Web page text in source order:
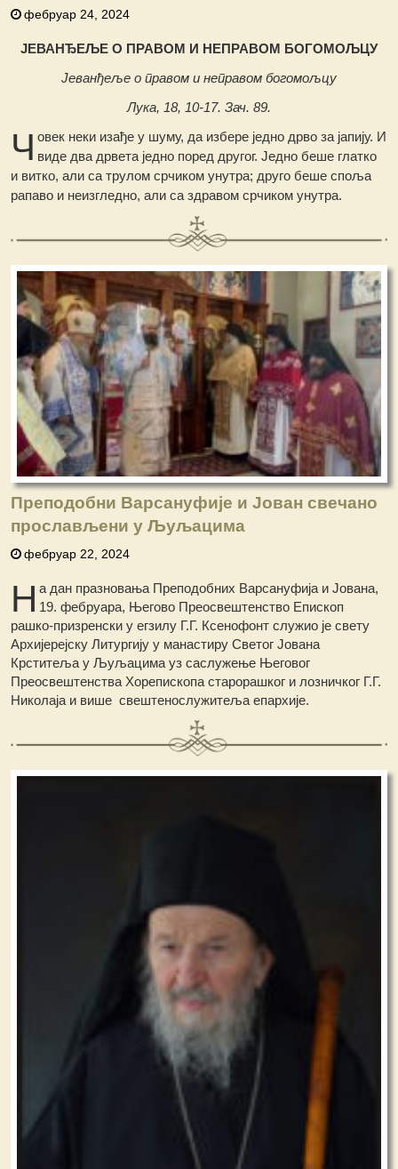
фебруар 24, 2024
ЈЕВАНЂЕЉЕ O ПРАВОМ И НЕПРАВОМ БОГОМОЉЦУ
Јеванђеље о правом и неправом богомољцу
Лука, 18, 10-17. Зач. 89.
Ч овек неки изађе у шуму, да избере једно дрво за јапију. И
виде два дрвета једно поред другог. Једно беше глатко
и витко, али са трулом срчиком унутра; друго беше споља
рапаво и неизгледно, али са здравом срчиком унутра.
Преподобни Варсануфије и Јован свечано
прослављени у Љуљацима
фебруар 22, 2024
Н а дан празновања Преподобних Варсануфија и Јована,
19. фебруара, Његово Преосвештенство Епископ
рашко-призренски у егзилу Г.Г. Ксенофонт служио је свету
Архијерејску Литургију у манастиру Светог Јована
Крститеља у Љуљацима уз саслужење Његовог
Преосвештенства Хорепископа старорашког и лозничког Г.Г.
Николаја и више свештенослужитеља епархије.